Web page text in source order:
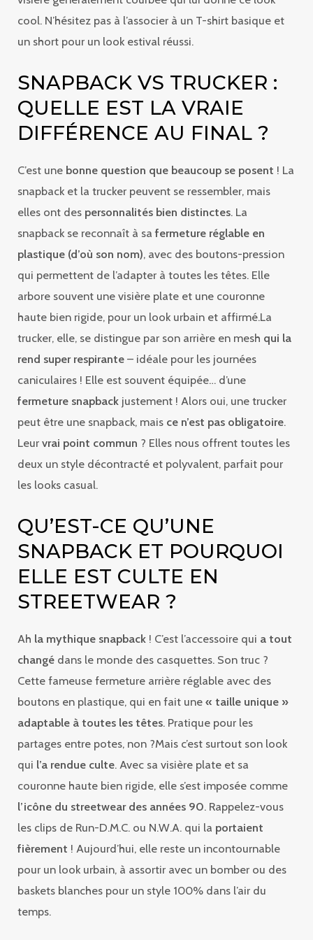
cool. N’hésitez pas à l’associer à un T-shirt basique et
un short pour un look estival réussi.
SNAPBACK VS TRUCKER :
QUELLE EST LA VRAIE
DIFFÉRENCE AU FINAL ?
C’est une bonne question que beaucoup se posent ! La
snapback et la trucker peuvent se ressembler, mais
elles ont des personnalités bien distinctes. La
snapback se reconnaît à safermeture réglable en
plastique (d’où son nom), avec des boutons-pression
qui permettent de l’adapter à toutes les têtes. Elle
arbore souvent une visière plate et une couronne
haute bien rigide, pour un look urbain et affirmé.La
trucker, elle, se distingue par son arrière en mesh qui la
rend super respirante – idéale pour les journées
caniculaires ! Elle est souvent équipée… d’une
fermeture snapback justement ! Alors oui, une trucker
peut être une snapback, mais ce n’est pas obligatoire.
Leurvrai point commun ? Elles nous offrent toutes les
deux un style décontracté et polyvalent, parfait pour
les looks casual.
QU’EST-CE QU’UNE
SNAPBACK ET POURQUOI
ELLE EST CULTE EN
STREETWEAR ?
Ah la mythique snapback ! C’est l’accessoire qui a tout
changé dans le monde des casquettes. Son truc ?
Cette fameuse fermeture arrière réglable avec des
boutons en plastique, qui en fait une« taille unique »
adaptable à toutes les têtes. Pratique pour les
partages entre potes, non ?Mais c’est surtout son look
qui l’a rendue culte. Avec sa visière plate et sa
couronne haute bien rigide, elle s’est imposée comme
l’icône du streetwear des années 90. Rappelez-vous
les clips de Run-D.M.C. ou N.W.A. qui la portaient
fièrement ! Aujourd’hui, elle reste un incontournable
pour un look urbain, à assortir avec un bomber ou des
baskets blanches pour un style 100% dans l’air du
temps.